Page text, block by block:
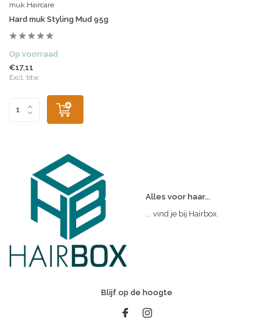
muk Haircare
Hard muk Styling Mud 95g
Op voorraad
€17,11
Excl. btw
Alles voor haar...
... vind je bij Hairbox.
Blijf op de hoogte